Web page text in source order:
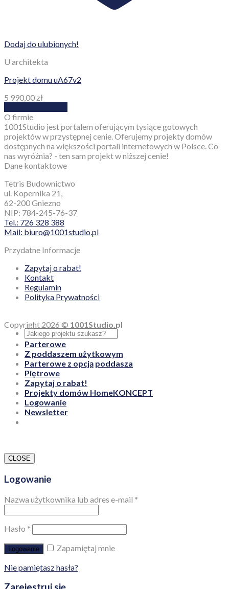
Dodaj do ulubionych!
U architekta
Projekt domu uA67v2
5 990,00 zł
O firmie
1001Studio jest portalem oferującym tysiące gotowych
projektów w przystępnej cenie. Oferujemy projekty domów
dostępnych na większości portali internetowych w Polsce. Co
nas wyróżnia? - ten sam projekt w niższej cenie!
Dane kontaktowe
Tetris Budownictwo
ul. Kopernika 21,
62-200 Gniezno
NIP: 784-245-76-37
Tel.: 726 328 388
Mail: biuro@1001studio.pl
Przydatne Informacje
Zapytaj o rabat!
Kontakt
Regulamin
Polityka Prywatności
Copyright 2026 © 1001Studio.pl
Parterowe
Z poddaszem użytkowym
Parterowe z opcją poddasza
Piętrowe
Zapytaj o rabat!
Projekty domów HomeKONCEPT
Logowanie
Newsletter
CLOSE
Logowanie
Nazwa użytkownika lub adres e-mail *
Hasło *
Logowanie
Zapamiętaj mnie
Nie pamiętasz hasła?